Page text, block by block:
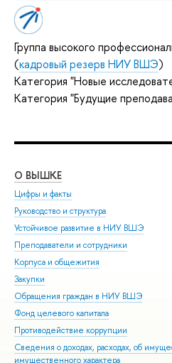
Группа высокого
(кадровый резерв НИУ ВШЭ)
Категория "Новые
Категория "Будущие
О ВЫШКЕ
Цифры и факты
Руководство и структура
Устойчивое развитие в НИУ ВШЭ
Преподаватели и сотрудники
Корпуса и общежития
Закупки
Обращения граждан в НИУ ВШЭ
Фонд целевого капитала
Противодействие коррупции
Сведения о доходах, расходах, об
имущественного характера